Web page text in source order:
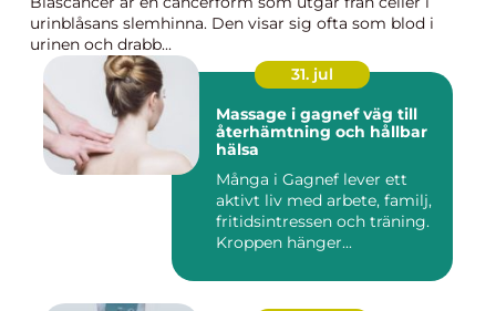
urinblåsans slemhinna. Den visar sig ofta som blod i
urinen och drabb...
31. jul
Massage i gagnef väg till
återhämtning och hållbar
hälsa
Många i Gagnef lever ett
aktivt liv med arbete, familj,
fritidsintressen och träning.
Kroppen hänger...